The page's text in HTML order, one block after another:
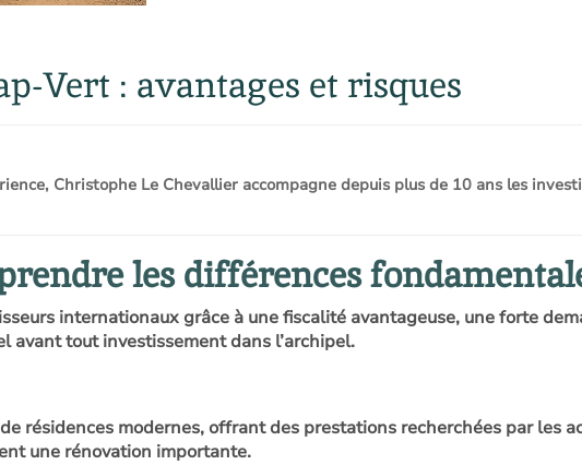
Vert : avantages et risques
Christophe Le Chevallier accompagne depuis plus de 10 ans les
les différences
internationaux grâce à une fiscalité avantageuse, une forte
avant tout investissement dans l’archipel.
résidences modernes, offrant des prestations recherchées par les
une rénovation importante.